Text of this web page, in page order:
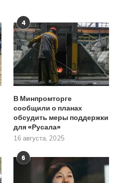
4
В Минпромторге
сообщили о планах
обсудить меры поддержки
для «Русала»
16 августа, 2025
6